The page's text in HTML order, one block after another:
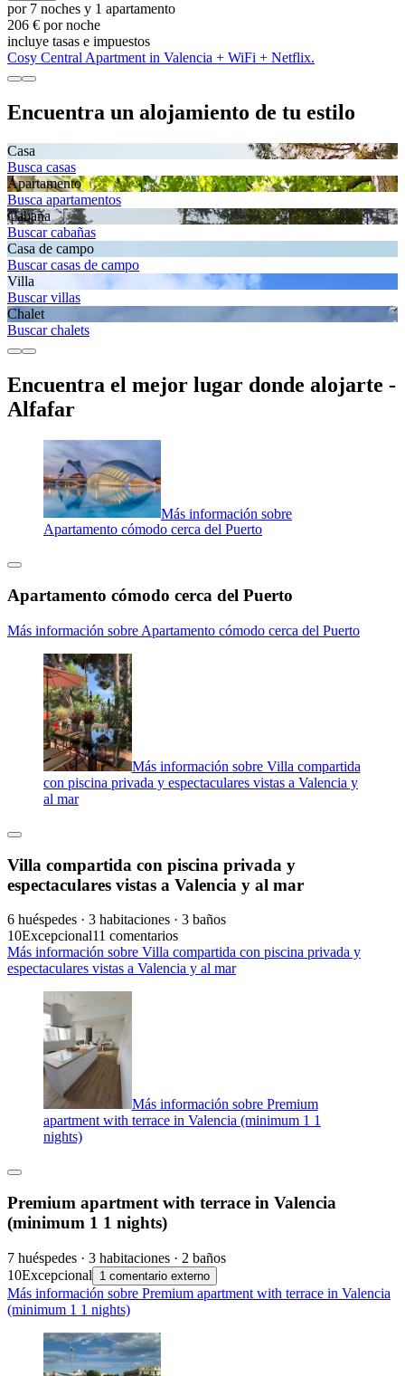
por 7 noches y 1 apartamento
206 € por noche
incluye tasas e impuestos
Cosy Central Apartment in Valencia + WiFi + Netflix.
Encuentra un alojamiento de tu estilo
Casa
Busca casas
Apartamento
Busca apartamentos
Cabaña
Buscar cabañas
Casa de campo
Buscar casas de campo
Villa
Buscar villas
Chalet
Buscar chalets
Encuentra el mejor lugar donde alojarte -
Alfafar
Más información sobre
Apartamento cómodo cerca del Puerto
Apartamento cómodo cerca del Puerto
Más información sobre Apartamento cómodo cerca del Puerto
Más información sobre Villa compartida
con piscina privada y espectaculares vistas a Valencia y
al mar
Villa compartida con piscina privada y
espectaculares vistas a Valencia y al mar
6 huéspedes · 3 habitaciones · 3 baños
10Excepcional11 comentarios
Más información sobre Villa compartida con piscina privada y
espectaculares vistas a Valencia y al mar
Más información sobre Premium
apartment with terrace in Valencia (minimum 1 1
nights)
Premium apartment with terrace in Valencia
(minimum 1 1 nights)
7 huéspedes · 3 habitaciones · 2 baños
10Excepcional 1 comentario externo
Más información sobre Premium apartment with terrace in Valencia
(minimum 1 1 nights)